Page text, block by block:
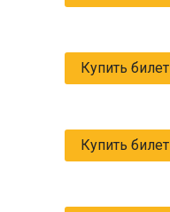
Купить билет
Купить билет